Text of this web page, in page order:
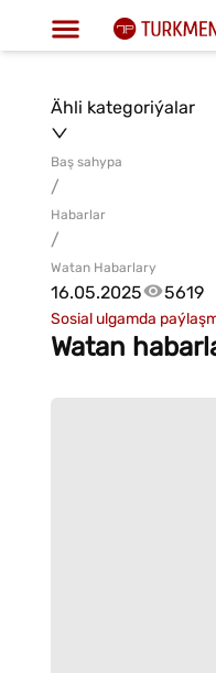
Ähli kategoriýalar
Baş sahypa
/
Habarlar
/
Watan Habarlary
16.05.2025 5619
Sosial ulgamda
Watan